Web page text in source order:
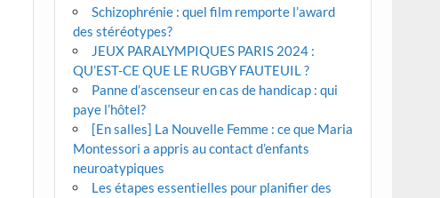
Schizophrénie : quel film remporte l’award
des stéréotypes?
JEUX PARALYMPIQUES PARIS 2024 :
QU’EST-CE QUE LE RUGBY FAUTEUIL ?
Panne d’ascenseur en cas de handicap : qui
paye l’hôtel?
[En salles] La Nouvelle Femme : ce que Maria
Montessori a appris au contact d’enfants
neuroatypiques
Les étapes essentielles pour planifier des